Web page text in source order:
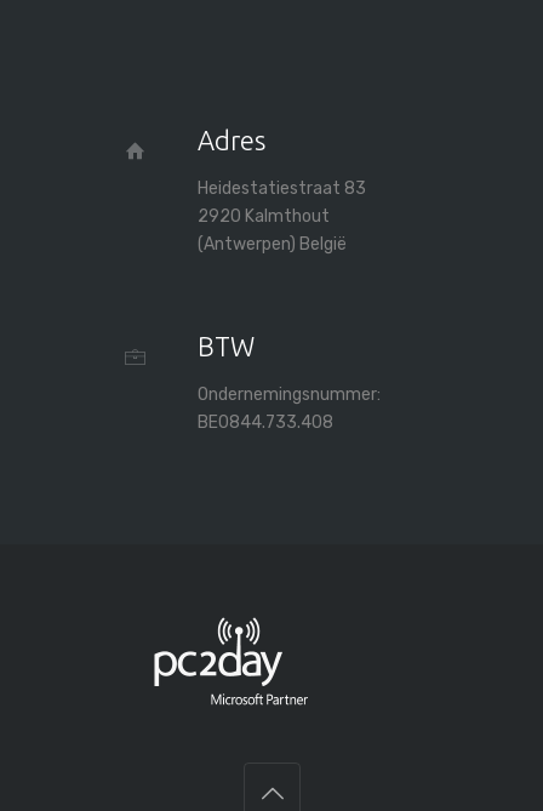
Adres
Heidestatiestraat 83
2920 Kalmthout
(Antwerpen) België
BTW
Ondernemingsnummer:
BE0844.733.408